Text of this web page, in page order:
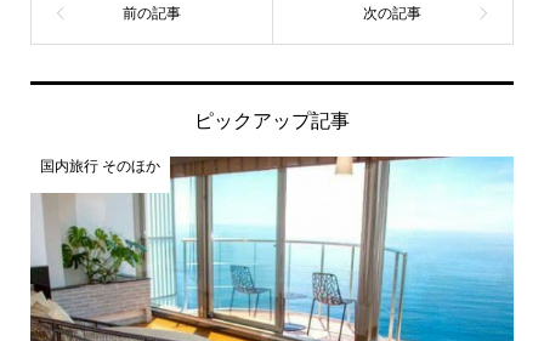
ピックアップ記事
国内旅行 そのほか